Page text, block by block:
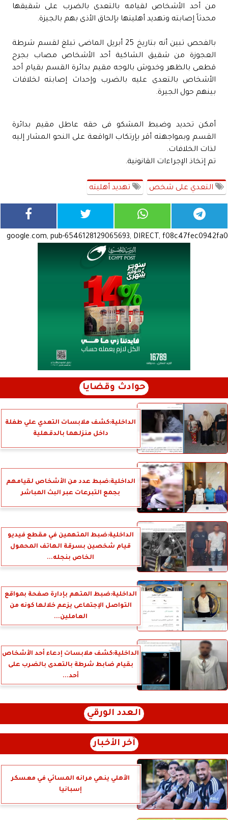
من أحد الأشخاص لقيامه بالتعدى بالضرب على شقيقها
محدثاً إصابته وتهديد أهليتها بإلحاق الأذى بهم بالجيزة.
بالفحص تبين أنه بتاريخ 25 أبريل الماضى تبلغ لقسم شرطة
العجوزة من شقيق الشاكية أحد الأشخاص مصاب بجرح
قطعى بالظهر وخدوش بالوجه مقيم بدائرة القسم بقيام أحد
الأشخاص بالتعدى عليه بالضرب وإحداث إصابته لخلافات
بينهم حول الجيرة.
أمكن تحديد وضبط المشكو فى حقه عاطل مقيم بدائرة
القسم وبمواجهته أقر بإرتكاب الواقعة على النحو المشار إليه
لذات الخلافات.
تم إتخاذ الإجراءات القانونية.
التعدي على شخص تهديد أهليته
google.com, pub-6546128129065693, DIRECT, f08c47fec0942fa0
حوادث وقضايا
الداخلية:كشف ملابسات التعدي علي طفلة
داخل منزلهما بالدقهلية
الداخلية:ضبط عدد من الأشخاص لقيامهم
بجمع التبرعات عبر البث المباشر
الداخلية:ضبط المتهمين في مقطع فيديو
قيام شخصين بسرقة الهاتف المحمول
الخاص بنجله...
الداخلية:ضبط المتهم بإدارة صفحة بمواقع
التواصل الإجتماعى يزعم خلالها كونه من
العاملين...
الداخلية:كشف ملابسات إدعاء أحد الأشخاص
بقيام ضابط شرطة بالتعدى بالضرب على
أحد...
العدد الورقي
آخر الأخبار
الأهلي ينهي مرانه المسائي في معسكر
إسبانيا